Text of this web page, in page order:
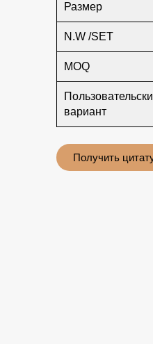
Размер
N.W /SET
MOQ
вариант
Получить